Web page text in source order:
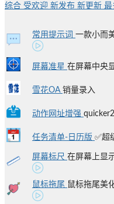
综合 受欢迎 新发布 新更新 最
常用提示词 一款小而
屏幕准星 在屏幕中央
雪花OA 销量录入
动作网址增强
任务清单-日历版 ✅超
屏幕标尺 在屏幕上显
鼠标拖尾 鼠标拖尾美